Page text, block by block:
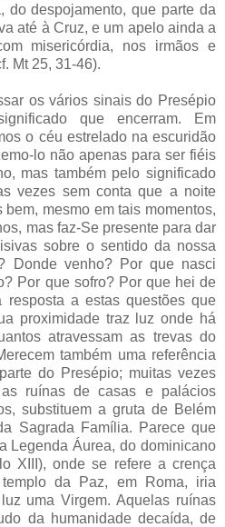
do despojamento, que parte da
até à Cruz, e um apelo ainda a
misericórdia, nos irmãos e
Mt 25, 31-46).
os vários sinais do Presépio
que encerram. Em
o céu estrelado na escuridão
lo não apenas para ser fiéis
mas também pelo significado
vezes sem conta que a noite
mesmo em tais momentos,
mas faz-Se presente para dar
sobre o sentido da nossa
Donde venho? Por que nasci
Por que sofro? Por que hei de
resposta a estas questões que
proximidade traz luz onde há
atravessam as trevas do
também uma referência
do Presépio; muitas vezes
as ruínas de casas e palácios
substituem a gruta de Belém
Sagrada Família. Parece que
Legenda Áurea, do dominicano
XIII), onde se refere a crença
da Paz, em Roma, iria
uma Virgem. Aquelas ruínas
da humanidade decaída, de